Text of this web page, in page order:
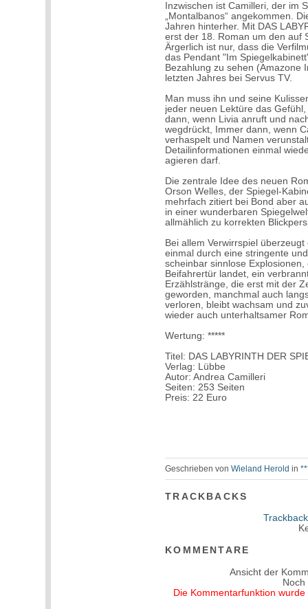
Inzwischen ist Camilleri, der im
„Montalbanos“ angekommen.
Jahren hinterher. Mit DAS
erst der 18. Roman um den auf
Ärgerlich ist nur, dass die
das Pendant "Im
Bezahlung zu sehen (Amazone
letzten Jahres bei Servus TV.
Man muss ihn und seine
jeder neuen Lektüre das
dann, wenn Livia anruft und
wegdrückt, Immer dann, wenn
verhaspelt und Namen
Detailinformationen einmal
agieren darf.
Die zentrale Idee des neuen
Orson Welles, der Spiegel-
mehrfach zitiert bei Bond aber
in einer wunderbaren
allmählich zu korrekten
Bei allem Verwirrspiel
einmal durch eine stringente
scheinbar sinnlose
Beifahrertür landet, ein
Erzählstränge, die erst mit der
geworden, manchmal auch
verloren, bleibt wachsam und
wieder auch unterhaltsamer
Wertung: *****
Titel: DAS LABYRINTH DER
Verlag: Lübbe
Autor: Andrea Camilleri
Seiten: 253 Seiten
Preis: 22 Euro
Geschrieben vonWieland Herold in
TRACKBACKS
KOMMENTARE
Ansicht der
Die Kommentarfunktion